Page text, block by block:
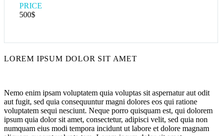
PRICE
500$
LOREM IPSUM DOLOR SIT AMET
Nemo enim ipsam voluptatem quia voluptas sit aspernatur aut odit
aut fugit, sed quia consequuntur magni dolores eos qui ratione
voluptatem sequi nesciunt. Neque porro quisquam est, qui dolorem
ipsum quia dolor sit amet, consectetur, adipisci velit, sed quia non
numquam eius modi tempora incidunt ut labore et dolore magnam